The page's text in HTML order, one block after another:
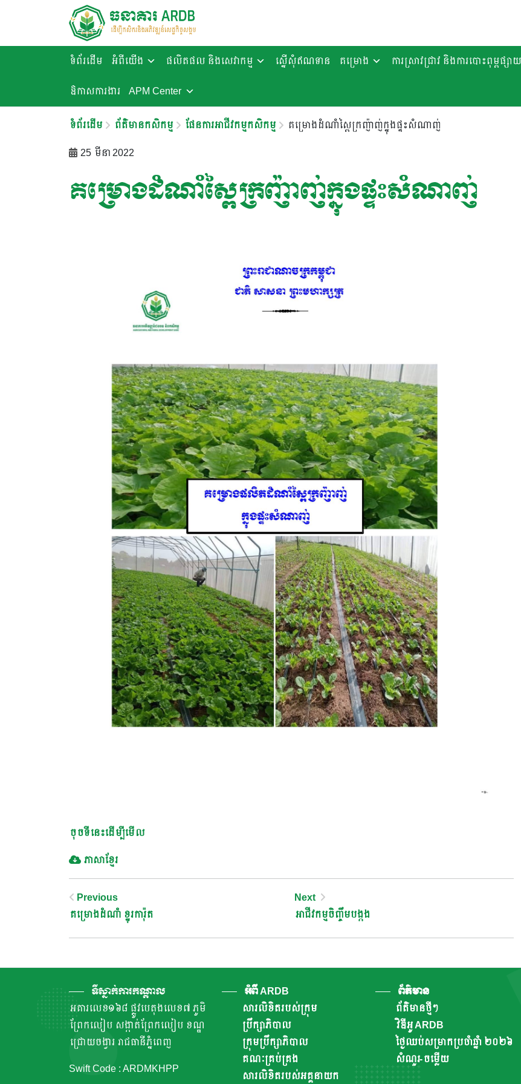
ទំព័រដើម អំពីយើង ផលិតផល និងសេវាកម្ម ស្នើសុំឥណទាន គម្រោង ការស្រាវជ្រាវ និងការបោះពុម្ពផ្សាយ
ឱកាសការងារ​ APM Center
ទំព័រដើម ព័ត៌មានកសិកម្ម ផែនការអាជីវកម្មកសិកម្ម គម្រោងដំណាំស្ពៃក្រញ៉ាញ់ក្នុងផ្ទះសំណាញ់
25 មីនា 2022
គម្រោងដំណាំស្ពៃក្រញ៉ាញ់ក្នុងផ្ទះសំណាញ់
ចុចទីនេះដើម្បីមើល
ភាសាខ្មែរ
Post
Navigation
Previous
គម្រោងដំណាំ ខ្នុរការ៉ុត
Next
អាជីវកម្មចិញ្ចឹមបង្កង
ទីស្នាក់ការកណ្តាល
អគារលេខ១៦៨ ផ្លូវបេតុងលេខ៧ ភូមិ
ព្រែកលៀប សង្កាត់ព្រែកលៀប ខណ្ឌ
ជ្រោយចង្វារ រាជធានីភ្នំពេញ
Swift Code : ARDMKHPP
អំពី ARDB
សារលិខិតរបស់ក្រុម
ប្រឹក្សាភិបាល
ក្រុមប្រឹក្សាភិបាល
គណៈគ្រប់គ្រង
សារលិខិតរបស់អគ្គនាយក
ព័ត៌មាន
ព័ត៌មានថ្មីៗ
វិឌីអូ ARDB
ថ្ងៃឈប់សម្រាកប្រចាំឆ្នាំ ២០២៦
សំណួរ-ចម្លើយ